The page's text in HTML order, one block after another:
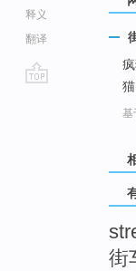
释义
翻译
基
街